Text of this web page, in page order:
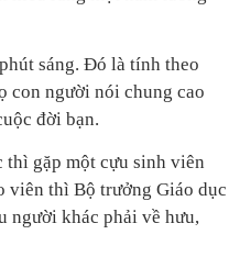
sáng. Đó là tính theo
con người nói chung cao
đời bạn.
gặp một cựu sinh viên
viên thì Bộ trưởng Giáo dục
người khác phải về hưu,